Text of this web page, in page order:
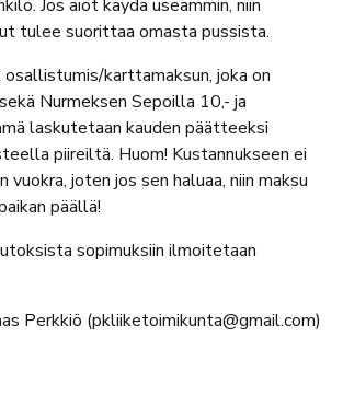
Jos aiot käydä useammin, niin
tulee suorittaa omasta pussista.
karttamaksun, joka on
Nurmeksen Sepoilla 10,- ja
laskutetaan kauden päätteeksi
piireiltä. Huom! Kustannukseen ei
joten jos sen haluaa, niin maksu
päällä!
sopimuksiin ilmoitetaan
Perkkiö (pkliiketoimikunta@gmail.com)